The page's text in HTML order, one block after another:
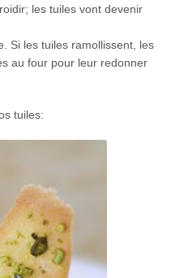
les tuiles vont devenir
Si les tuiles ramollissent, les
au four pour leur redonner
tuiles: